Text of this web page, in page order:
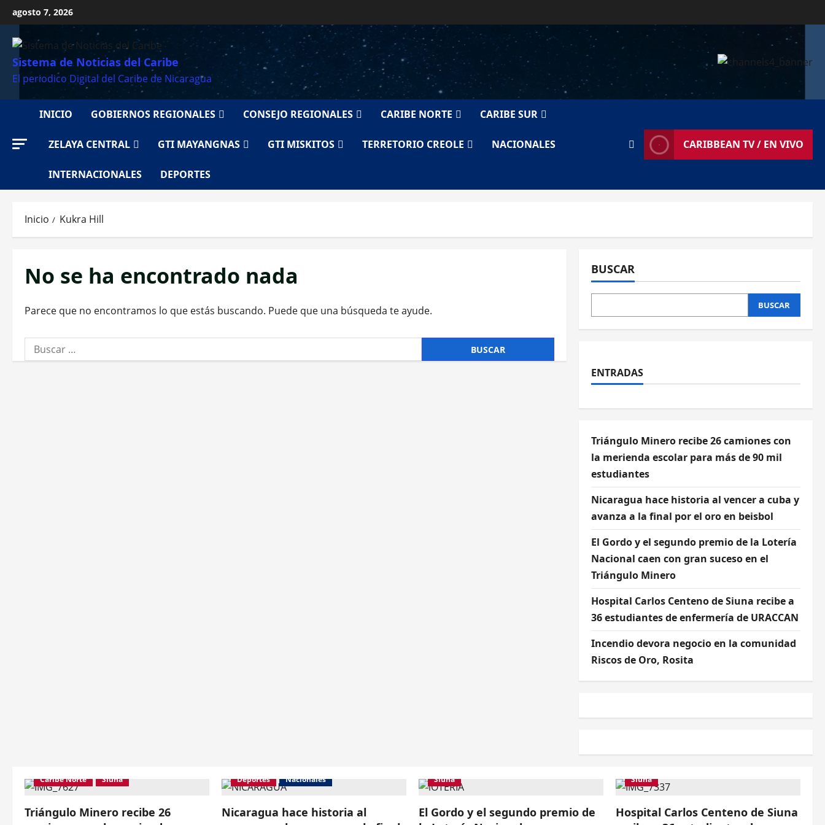
Saltar
al
contenido
agosto 7, 2026
Sistema de Noticias del Caribe
El periodico Digital del Caribe de Nicaragua
INICIO GOBIERNOS REGIONALES CONSEJO REGIONALES CARIBE NORTE CARIBE SUR
ZELAYA CENTRAL GTI MAYANGNAS GTI MISKITOS TERRETORIO CREOLE NACIONALES
INTERNACIONALES DEPORTES
CARIBBEAN TV / EN VIVO
Inicio Kukra Hill
No se ha encontrado nada
Parece que no encontramos lo que estás buscando. Puede que una búsqueda te ayude.
Buscar:
BUSCAR
BUSCAR
ENTRADAS
Triángulo Minero recibe 26 camiones con
la merienda escolar para más de 90 mil
estudiantes
Nicaragua hace historia al vencer a cuba y
avanza a la final por el oro en beisbol
El Gordo y el segundo premio de la Lotería
Nacional caen con gran suceso en el
Triángulo Minero
Hospital Carlos Centeno de Siuna recibe a
36 estudiantes de enfermería de URACCAN
Incendio devora negocio en la comunidad
Riscos de Oro, Rosita
Caribe Norte Siuna
Triángulo Minero recibe 26
Deportes Nacionales
Nicaragua hace historia al
Siuna
El Gordo y el segundo premio de
Siuna
Hospital Carlos Centeno de Siuna